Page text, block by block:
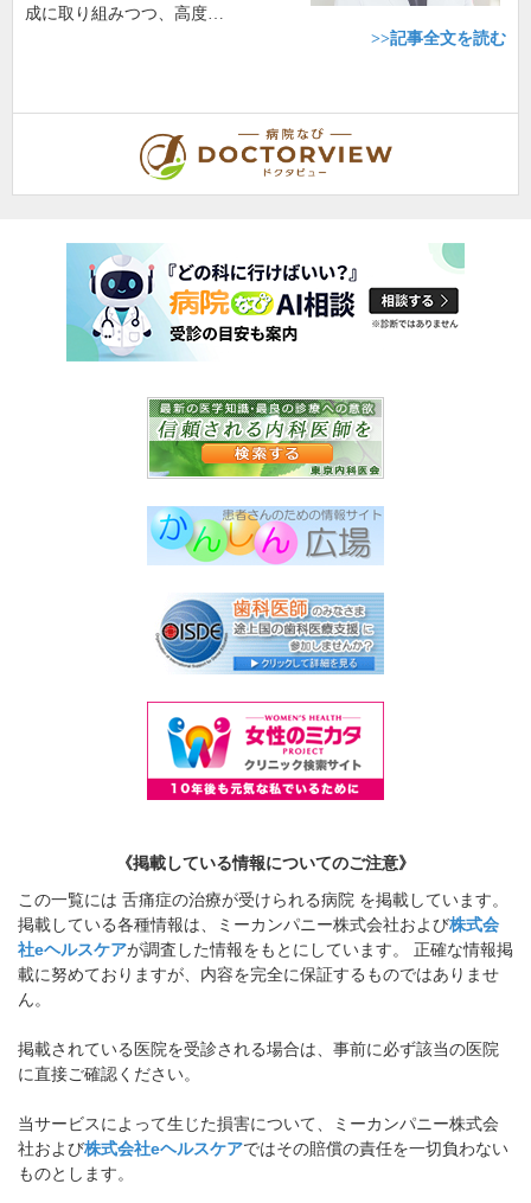
成に取り組みつつ、高度…
>>記事全文を読む
《掲載している情報についてのご注意》
この一覧には 舌痛症の治療が受けられる病院 を掲載しています。
掲載している各種情報は、ミーカンパニー株式会社および株式会
社eヘルスケアが調査した情報をもとにしています。 正確な情報掲
載に努めておりますが、内容を完全に保証するものではありませ
ん。
掲載されている医院を受診される場合は、事前に必ず該当の医院
に直接ご確認ください。
当サービスによって生じた損害について、ミーカンパニー株式会
社および株式会社eヘルスケアではその賠償の責任を一切負わない
ものとします。